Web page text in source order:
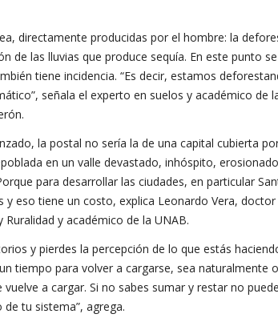
directamente producidas por el hombre: la
de las lluvias que produce sequía. En este punto
tiene incidencia. “Es decir, estamos
señala el experto en suelos y académico de
la postal no sería la de una capital cubierta
en un valle devastado, inhóspito,
para desarrollar las ciudades, en particular
eso tiene un costo, explica Leonardo Vera, doctor
y académico de la UNAB.
y pierdes la percepción de lo que estás
tiempo para volver a cargarse, sea naturalmente
a cargar. Si no sabes sumar y restar no
tu sistema”, agrega.